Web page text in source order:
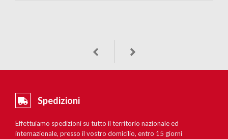
Spedizioni
Effettuiamo spedizioni su tutto il territorio nazionale ed
internazionale, presso il vostro domicilio, entro 15 giorni